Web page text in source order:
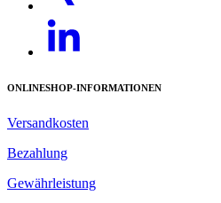
ONLINESHOP-INFORMATIONEN
Versandkosten
Bezahlung
Gewährleistung